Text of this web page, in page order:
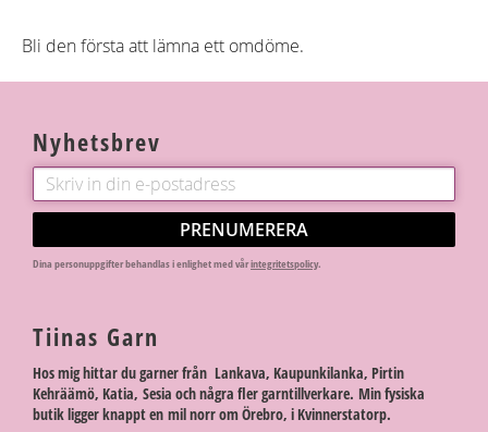
Bli den första att lämna ett omdöme.
Nyhetsbrev
PRENUMERERA
Dina personuppgifter behandlas i enlighet med vårintegritetspolicy.
Tiinas Garn
Hos mig hittar du garner från Lankava, Kaupunkilanka, Pirtin
Kehräämö, Katia, Sesia och några fler garntillverkare. Min fysiska
butik ligger knappt en mil norr om Örebro, i Kvinnerstatorp.